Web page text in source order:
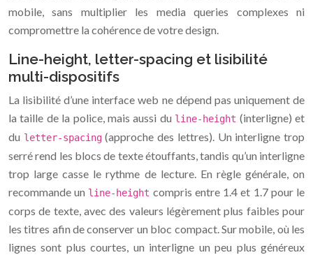
mobile, sans multiplier les media queries complexes ni
compromettre la cohérence de votre design.
Line-height, letter-spacing et lisibilité
multi-dispositifs
La lisibilité d’une interface web ne dépend pas uniquement de
la taille de la police, mais aussi du line-height (interligne) et
du letter-spacing(approche des lettres). Un interligne trop
serré rend les blocs de texte étouffants, tandis qu’un interligne
trop large casse le rythme de lecture. En règle générale, on
recommande un line-height compris entre 1.4 et 1.7 pour le
corps de texte, avec des valeurs légèrement plus faibles pour
les titres afin de conserver un bloc compact. Sur mobile, où les
lignes sont plus courtes, un interligne un peu plus généreux